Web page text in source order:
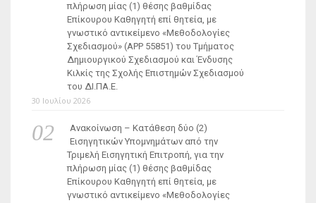
πλήρωση μίας (1) θέσης βαθμίδας
Επίκουρου Καθηγητή επί θητεία, με
γνωστικό αντικείμενο «Μεθοδολογίες
Σχεδιασμού» (ΑΡΡ 55851) του Τμήματος
Δημιουργικού Σχεδιασμού και Ένδυσης
Κιλκίς της Σχολής Επιστημών Σχεδιασμού
του ΔΙ.ΠΑ.Ε.
30 Ιουλίου 2026
Ανακοίνωση – Κατάθεση δύο (2)
Εισηγητικών Υπομνημάτων από την
Τριμελή Εισηγητική Επιτροπή, για την
πλήρωση μίας (1) θέσης βαθμίδας
Επίκουρου Καθηγητή επί θητεία, με
γνωστικό αντικείμενο «Μεθοδολογίες